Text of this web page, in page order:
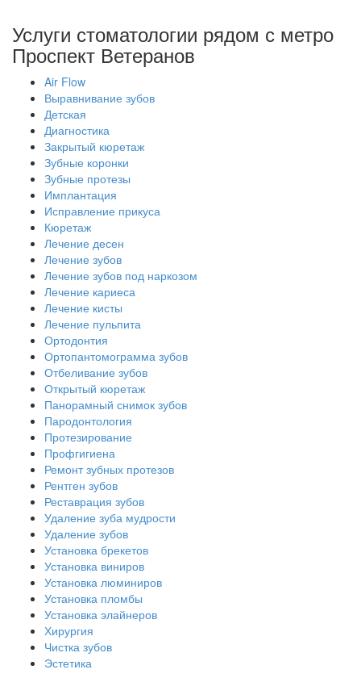
Услуги стоматологии рядом с метро
Проспект Ветеранов
Air Flow
Выравнивание зубов
Детская
Диагностика
Закрытый кюретаж
Зубные коронки
Зубные протезы
Имплантация
Исправление прикуса
Кюретаж
Лечение десен
Лечение зубов
Лечение зубов под наркозом
Лечение кариеса
Лечение кисты
Лечение пульпита
Ортодонтия
Ортопантомограмма зубов
Отбеливание зубов
Открытый кюретаж
Панорамный снимок зубов
Пародонтология
Протезирование
Профгигиена
Ремонт зубных протезов
Рентген зубов
Реставрация зубов
Удаление зуба мудрости
Удаление зубов
Установка брекетов
Установка виниров
Установка люминиров
Установка пломбы
Установка элайнеров
Хирургия
Чистка зубов
Эстетика